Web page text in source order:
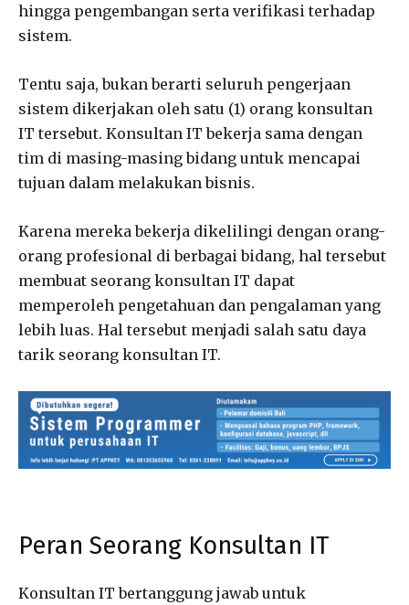
hingga pengembangan serta verifikasi terhadap
sistem.
Tentu saja, bukan berarti seluruh pengerjaan
sistem dikerjakan oleh satu (1) orang konsultan
IT tersebut. Konsultan IT bekerja sama dengan
tim di masing-masing bidang untuk mencapai
tujuan dalam melakukan bisnis.
Karena mereka bekerja dikelilingi dengan orang-
orang profesional di berbagai bidang, hal tersebut
membuat seorang konsultan IT dapat
memperoleh pengetahuan dan pengalaman yang
lebih luas. Hal tersebut menjadi salah satu daya
tarik seorang konsultan IT.
Peran Seorang Konsultan IT
Konsultan IT bertanggung jawab untuk